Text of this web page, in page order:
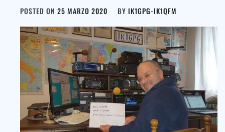
POSTED ON 25 MARZO 2020 BY IK1GPG-IK1QFM